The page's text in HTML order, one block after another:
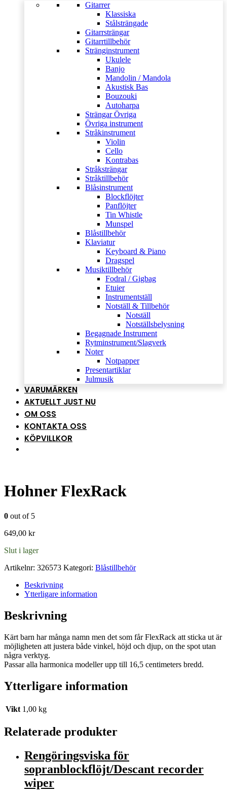
Gitarrer
Klassiska
Stålsträngade
Gitarrsträngar
Gitarrtillbehör
Stränginstrument
Ukulele
Banjo
Mandolin / Mandola
Akustisk Bas
Bouzouki
Autoharpa
Strängar Övriga
Övriga instrument
Stråkinstrument
Violin
Cello
Kontrabas
Stråksträngar
Stråktillbehör
Blåsinstrument
Blockflöjter
Panflöjter
Tin Whistle
Munspel
Blåstillbehör
Klaviatur
Keyboard & Piano
Dragspel
Musiktillbehör
Fodral / Gigbag
Etuier
Instrumentställ
Notställ & Tillbehör
Notställ
Notställsbelysning
Begagnade Instrument
Rytminstrument/Slagverk
Noter
Notpapper
Presentartiklar
Julmusik
VARUMÄRKEN
AKTUELLT JUST NU
OM OSS
KONTAKTA OSS
KÖPVILLKOR
Hohner FlexRack
0 out of 5
649,00 kr
Slut i lager
Artikelnr: 326573 Kategori: Blåstillbehör
Beskrivning
Ytterligare information
Beskrivning
Kärt barn har många namn men det som får FlexRack att sticka ut är
möjligheten att justera både vinkel, höjd och djup, on the spot utan
några verktyg.
Passar alla harmonica modeller upp till 16,5 centimeters bredd.
Ytterligare information
Vikt 1,00 kg
Relaterade produkter
Rengöringsviska för
sopranblockflöjt/Descant recorder
wiper